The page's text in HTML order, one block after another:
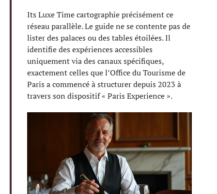
Its Luxe Time cartographie précisément ce
réseau parallèle. Le guide ne se contente pas de
lister des palaces ou des tables étoilées. Il
identifie des expériences accessibles
uniquement via des canaux spécifiques,
exactement celles que l’Office du Tourisme de
Paris a commencé à structurer depuis 2023 à
travers son dispositif « Paris Experience ».